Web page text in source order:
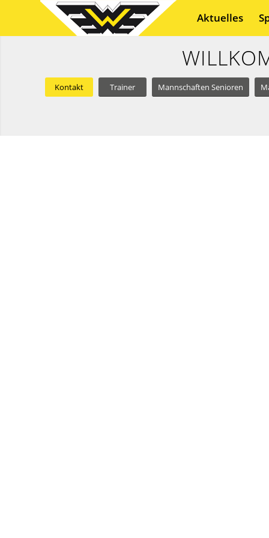
Aktuelles
Kontakt Trainer Mannschaften Senioren